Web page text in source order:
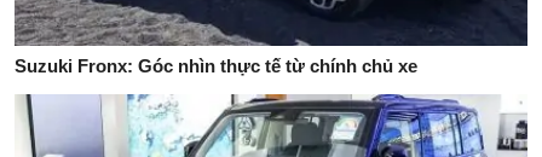
Suzuki Fronx: Góc nhìn thực tế từ chính chủ xe